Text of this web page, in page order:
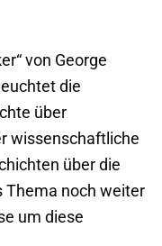
von George
die
über
wissenschaftliche
über die
Thema noch weiter
um diese